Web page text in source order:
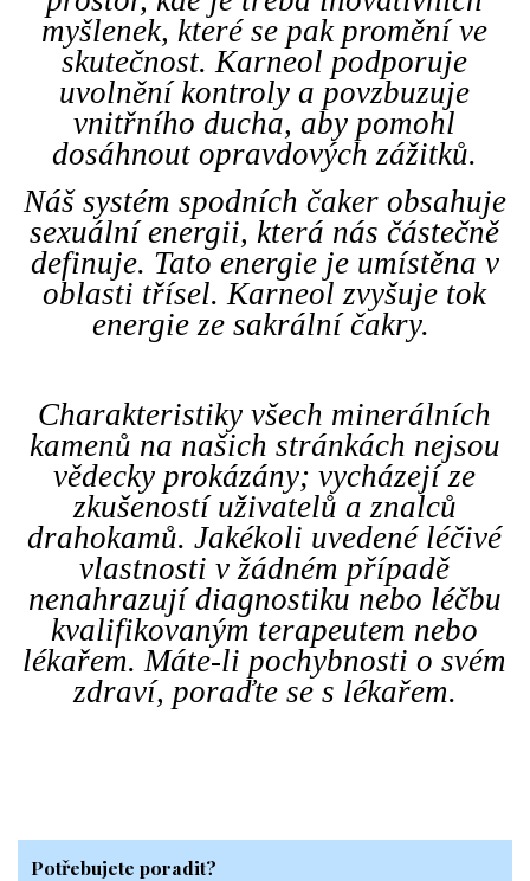
myšlenek, které se pak promění ve
skutečnost. Karneol podporuje
uvolnění kontroly a povzbuzuje
vnitřního ducha, aby pomohl
dosáhnout opravdových zážitků.
Náš systém spodních čaker obsahuje
sexuální energii, která nás částečně
definuje. Tato energie je umístěna v
oblasti třísel. Karneol zvyšuje tok
energie ze sakrální čakry.
Charakteristiky všech minerálních
kamenů na našich stránkách nejsou
vědecky prokázány; vycházejí ze
zkušeností uživatelů a znalců
drahokamů. Jakékoli uvedené léčivé
vlastnosti v žádném případě
nenahrazují diagnostiku nebo léčbu
kvalifikovaným terapeutem nebo
lékařem. Máte-li pochybnosti o svém
zdraví, poraďte se s lékařem.
Potřebujete poradit?